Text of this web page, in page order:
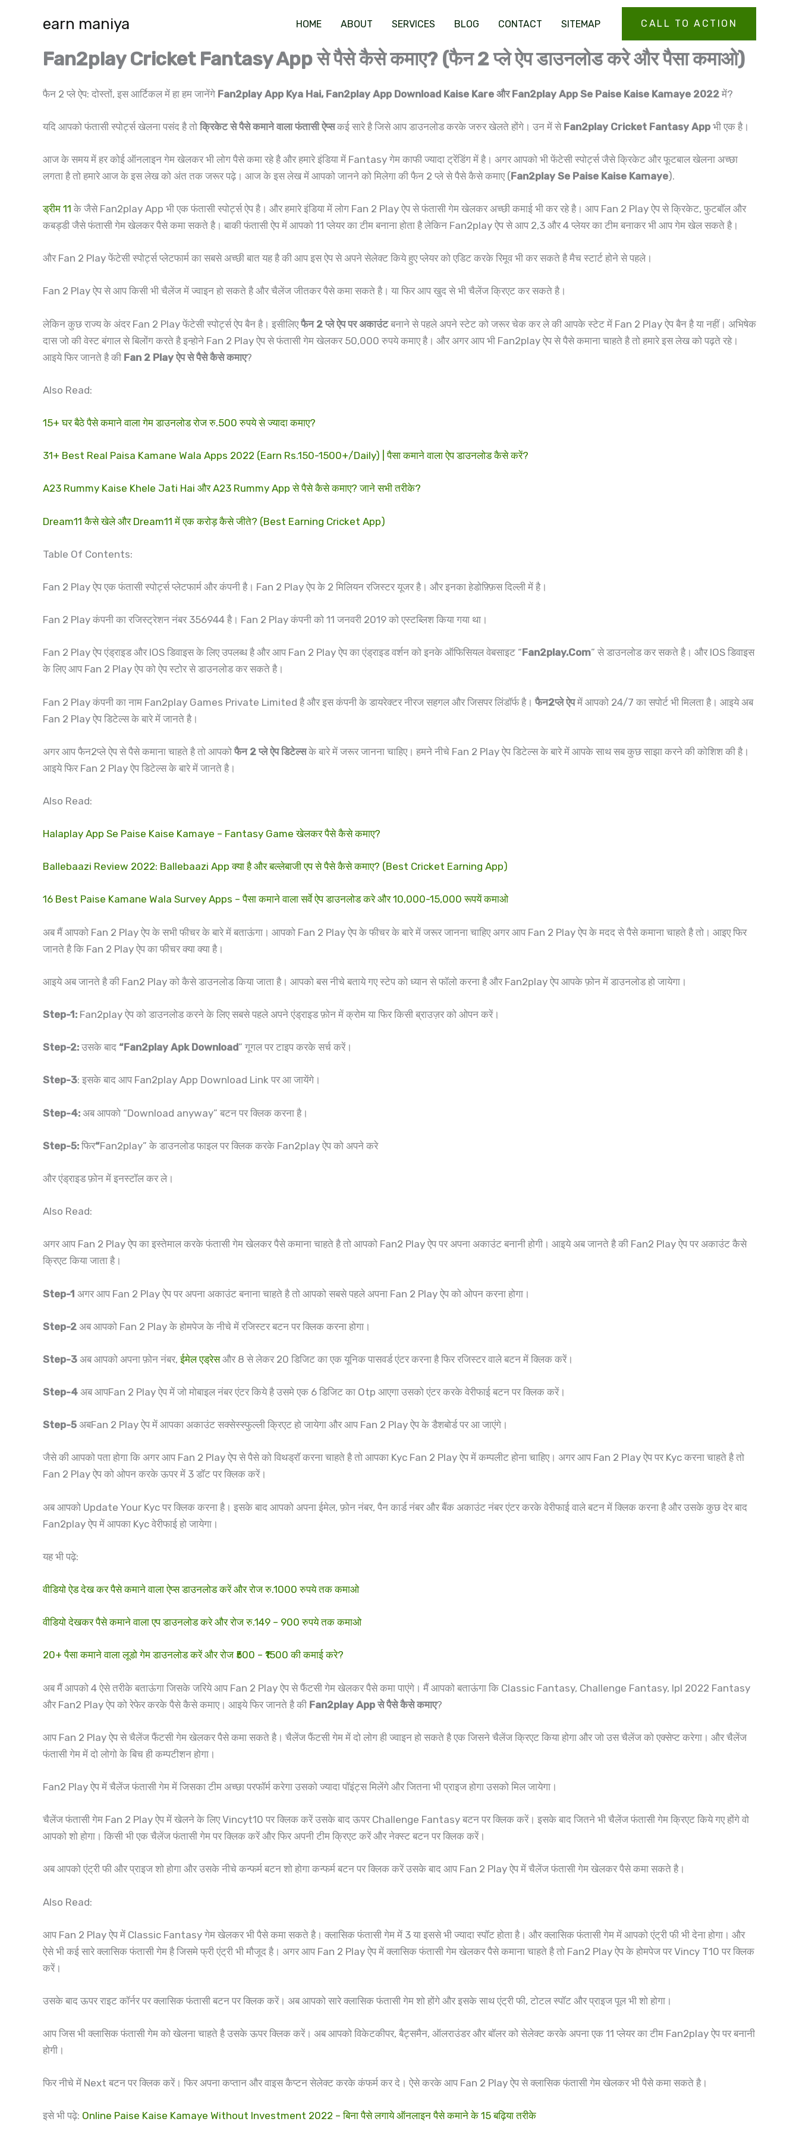
earn maniya HOME ABOUT SERVICES BLOG CONTACT SITEMAP CALL TO ACTION
Fan2play Cricket Fantasy App से पैसे कैसे कमाए? (फैन 2 प्ले ऐप डाउनलोड करे और पैसा कमाओ)
फैन 2 प्ले ऐप: दोस्तों, इस आर्टिकल में हा हम जानेंगे Fan2play App Kya Hai, Fan2play App Download Kaise Kare और Fan2play App Se Paise Kaise Kamaye 2022 में?
यदि आपको फंतासी स्पोर्ट्स खेलना पसंद है तो क्रिकेट से पैसे कमाने वाला फंतासी ऐप्सकई सारे है जिसे आप डाउनलोड करके जरुर खेलते होंगे। उन में से Fan2play Cricket Fantasy App भी एक है।
आज के समय में हर कोई ऑनलाइन गेम खेलकर भी लोग पैसे कमा रहे है और हमारे इंडिया में Fantasy गेम काफी ज्यादा ट्रेंडिंग में है। अगर आपको भी फेंटेसी स्पोर्ट्स जैसे क्रिकेट और फूटबाल खेलना अच्छा
लगता है तो हमारे आज के इस लेख को अंत तक जरूर पढ़े। आज के इस लेख में आपको जानने को मिलेगा की फैन 2 प्ले से पैसे कैसे कमाए (Fan2play Se Paise Kaise Kamaye).
ड्रीम 11 के जैसे Fan2play App भी एक फंतासी स्पोर्ट्स ऐप है। और हमारे इंडिया में लोग Fan 2 Play ऐप से फंतासी गेम खेलकर अच्छी कमाई भी कर रहे है। आप Fan 2 Play ऐप से क्रिकेट, फुटबॉल और
कबड्डी जैसे फंतासी गेम खेलकर पैसे कमा सकते है। बाकी फंतासी ऐप में आपको 11 प्लेयर का टीम बनाना होता है लेकिन Fan2play ऐप से आप 2,3 और 4 प्लेयर का टीम बनाकर भी आप गेम खेल सकते है।
और Fan 2 Play फेंटेसी स्पोर्ट्स प्लेटफार्म का सबसे अच्छी बात यह है की आप इस ऐप से अपने सेलेक्ट किये हुए प्लेयर को एडिट करके रिमूव भी कर सकते है मैच स्टार्ट होने से पहले।
Fan 2 Play ऐप से आप किसी भी चैलेंज में ज्वाइन हो सकते है और चैलेंज जीतकर पैसे कमा सकते है। या फिर आप खुद से भी चैलेंज क्रिएट कर सकते है।
लेकिन कुछ राज्य के अंदर Fan 2 Play फेंटेसी स्पोर्ट्स ऐप बैन है। इसीलिएफैन 2 प्ले ऐप पर अकाउंटबनाने से पहले अपने स्टेट को जरूर चेक कर ले की आपके स्टेट में Fan 2 Play ऐप बैन है या नहीं। अभिषेक
दास जो की वेस्ट बंगाल से बिलोंग करते है इन्होने Fan 2 Play ऐप से फंतासी गेम खेलकर 50,000 रुपये कमाए है। और अगर आप भी Fan2play ऐप से पैसे कमाना चाहते है तो हमारे इस लेख को पढ़ते रहे।
आइये फिर जानते है की Fan 2 Play ऐप से पैसे कैसे कमाए?
Also Read:
15+ घर बैठे पैसे कमाने वाला गेम डाउनलोड रोज रु.500 रुपये से ज्यादा कमाए?
31+ Best Real Paisa Kamane Wala Apps 2022 (Earn Rs.150-1500+/Daily) | पैसा कमाने वाला ऐप डाउनलोड कैसे करें?
A23 Rummy Kaise Khele Jati Hai और A23 Rummy App से पैसे कैसे कमाए? जाने सभी तरीके?
Dream11 कैसे खेले और Dream11 में एक करोड़ कैसे जीते? (Best Earning Cricket App)
Table Of Contents:
Fan 2 Play ऐप एक फंतासी स्पोर्ट्स प्लेटफार्म और कंपनी है। Fan 2 Play ऐप के 2 मिलियन रजिस्टर यूजर है। और इनका हेडोफ़्फ़िस दिल्ली में है।
Fan 2 Play कंपनी का रजिस्ट्रेशन नंबर 356944 है। Fan 2 Play कंपनी को 11 जनवरी 2019 को एस्टब्लिश किया गया था।
Fan 2 Play ऐप एंड्राइड और IOS डिवाइस के लिए उपलब्ध है और आप Fan 2 Play ऐप का एंड्राइड वर्शन को इनके ऑफिसियल वेबसाइट “Fan2play.Com” से डाउनलोड कर सकते है। और IOS डिवाइस
के लिए आप Fan 2 Play ऐप को ऐप स्टोर से डाउनलोड कर सकते है।
Fan 2 Play कंपनी का नाम Fan2play Games Private Limited है और इस कंपनी के डायरेक्टर नीरज सहगल और जिसपर लिंडॉर्फ है। फैन2प्ले ऐपमें आपको 24/7 का सपोर्ट भी मिलता है। आइये अब
Fan 2 Play ऐप डिटेल्स के बारे में जानते है।
अगर आप फैन2प्ले ऐप से पैसे कमाना चाहते है तो आपको फैन 2 प्ले ऐप डिटेल्सके बारे में जरूर जानना चाहिए। हमने नीचे Fan 2 Play ऐप डिटेल्स के बारे में आपके साथ सब कुछ साझा करने की कोशिश की है।
आइये फिर Fan 2 Play ऐप डिटेल्स के बारे में जानते है।
Also Read:
Halaplay App Se Paise Kaise Kamaye – Fantasy Game खेलकर पैसे कैसे कमाए?
Ballebaazi Review 2022: Ballebaazi App क्या है और बल्लेबाजी एप से पैसे कैसे कमाए? (Best Cricket Earning App)
16 Best Paise Kamane Wala Survey Apps – पैसा कमाने वाला सर्वे ऐप डाउनलोड करे और 10,000-15,000 रूपयें कमाओ
अब मैं आपको Fan 2 Play ऐप के सभी फीचर के बारे में बताऊंगा। आपको Fan 2 Play ऐप के फीचर के बारे में जरूर जानना चाहिए अगर आप Fan 2 Play ऐप के मदद से पैसे कमाना चाहते है तो। आइए फिर
जानते है कि Fan 2 Play ऐप का फीचर क्या क्या है।
आइये अब जानते है की Fan2 Play को कैसे डाउनलोड किया जाता है। आपको बस नीचे बताये गए स्टेप को ध्यान से फॉलो करना है और Fan2play ऐप आपके फ़ोन में डाउनलोड हो जायेगा।
Step-1: Fan2play ऐप को डाउनलोड करने के लिए सबसे पहले अपने एंड्राइड फ़ोन में क्रोम या फिर किसी ब्राउज़र को ओपन करें।
Step-2: उसके बाद “Fan2play Apk Download” गूगल पर टाइप करके सर्च करें।
Step-3: इसके बाद आप Fan2play App Download Link पर आ जायेंगे।
Step-4: अब आपको “Download anyway” बटन पर क्लिक करना है।
Step-5: फिर“Fan2play” के डाउनलोड फाइल पर क्लिक करके Fan2play ऐप को अपने करे
और एंड्राइड फ़ोन में इनस्टॉल कर ले।
Also Read:
अगर आप Fan 2 Play ऐप का इस्तेमाल करके फंतासी गेम खेलकर पैसे कमाना चाहते है तो आपको Fan2 Play ऐप पर अपना अकाउंट बनानी होगी। आइये अब जानते है की Fan2 Play ऐप पर अकाउंट कैसे
क्रिएट किया जाता है।
Step-1 अगर आप Fan 2 Play ऐप पर अपना अकाउंट बनाना चाहते है तो आपको सबसे पहले अपना Fan 2 Play ऐप को ओपन करना होगा।
Step-2 अब आपको Fan 2 Play के होमपेज के नीचे में रजिस्टर बटन पर क्लिक करना होगा।
Step-3 अब आपको अपना फ़ोन नंबर,ईमेल एड्रेसऔर 8 से लेकर 20 डिजिट का एक यूनिक पासवर्ड एंटर करना है फिर रजिस्टर वाले बटन में क्लिक करें।
Step-4 अब आपFan 2 Play ऐप में जो मोबाइल नंबर एंटर किये है उसमे एक 6 डिजिट का Otp आएगा उसको एंटर करके वेरीफाई बटन पर क्लिक करें।
Step-5 अबFan 2 Play ऐप में आपका अकाउंट सक्सेस्स्फुल्ली क्रिएट हो जायेगा और आप Fan 2 Play ऐप के डैशबोर्ड पर आ जाएंगे।
जैसे की आपको पता होगा कि अगर आप Fan 2 Play ऐप से पैसे को विथड्रॉ करना चाहते है तो आपका Kyc Fan 2 Play ऐप में कम्पलीट होना चाहिए। अगर आप Fan 2 Play ऐप पर Kyc करना चाहते है तो
Fan 2 Play ऐप को ओपन करके ऊपर में 3 डॉट पर क्लिक करें।
अब आपको Update Your Kyc पर क्लिक करना है। इसके बाद आपको अपना ईमेल, फ़ोन नंबर, पैन कार्ड नंबर और बैंक अकाउंट नंबर एंटर करके वेरीफाई वाले बटन में क्लिक करना है और उसके कुछ देर बाद
Fan2play ऐप में आपका Kyc वेरीफाई हो जायेगा।
यह भी पढ़े:
वीडियो ऐड देख कर पैसे कमाने वाला ऐप्स डाउनलोड करें और रोज रु.1000 रुपये तक कमाओ
वीडियो देखकर पैसे कमाने वाला एप डाउनलोड करे और रोज रु.149 – 900 रुपये तक कमाओ
20+ पैसा कमाने वाला लूडो गेम डाउनलोड करें और रोज ₹500 – ₹1500 की कमाई करे?
अब मैं आपको 4 ऐसे तरीके बताऊंगा जिसके जरिये आप Fan 2 Play ऐप से फैंटसी गेम खेलकर पैसे कमा पाएंगे। मैं आपको बताऊंगा कि Classic Fantasy, Challenge Fantasy, Ipl 2022 Fantasy
और Fan2 Play ऐप को रेफेर करके पैसे कैसे कमाए। आइये फिर जानते है की Fan2play App से पैसे कैसे कमाए?
आप Fan 2 Play ऐप से चैलेंज फैंटसी गेम खेलकर पैसे कमा सकते है। चैलेंज फैंटसी गेम में दो लोग ही ज्वाइन हो सकते है एक जिसने चैलेंज क्रिएट किया होगा और जो उस चैलेंज को एक्सेप्ट करेगा। और चैलेंज
फंतासी गेम में दो लोगो के बिच ही कम्पटीशन होगा।
Fan2 Play ऐप में चैलेंज फंतासी गेम में जिसका टीम अच्छा परफॉर्म करेगा उसको ज्यादा पॉइंट्स मिलेंगे और जितना भी प्राइज होगा उसको मिल जायेगा।
चैलेंज फंतासी गेम Fan 2 Play ऐप में खेलने के लिए Vincyt10 पर क्लिक करें उसके बाद ऊपर Challenge Fantasy बटन पर क्लिक करें। इसके बाद जितने भी चैलेंज फंतासी गेम क्रिएट किये गए होंगे वो
आपको शो होगा। किसी भी एक चैलेंज फंतासी गेम पर क्लिक करें और फिर अपनी टीम क्रिएट करें और नेक्स्ट बटन पर क्लिक करें।
अब आपको एंट्री फी और प्राइज शो होगा और उसके नीचे कन्फर्म बटन शो होगा कन्फर्म बटन पर क्लिक करें उसके बाद आप Fan 2 Play ऐप में चैलेंज फंतासी गेम खेलकर पैसे कमा सकते है।
Also Read:
आप Fan 2 Play ऐप में Classic Fantasy गेम खेलकर भी पैसे कमा सकते है। क्लासिक फंतासी गेम में 3 या इससे भी ज्यादा स्पॉट होता है। और क्लासिक फंतासी गेम में आपको एंट्री फी भी देना होगा। और
ऐसे भी कई सारे क्लासिक फंतासी गेम है जिसमे फ्री एंट्री भी मौजूद है। अगर आप Fan 2 Play ऐप में क्लासिक फंतासी गेम खेलकर पैसे कमाना चाहते है तो Fan2 Play ऐप के होमपेज पर Vincy T10 पर क्लिक
करें।
उसके बाद ऊपर राइट कॉर्नर पर क्लासिक फंतासी बटन पर क्लिक करें। अब आपको सारे क्लासिक फंतासी गेम शो होंगे और इसके साथ एंट्री फी, टोटल स्पॉट और प्राइज पूल भी शो होगा।
आप जिस भी क्लासिक फंतासी गेम को खेलना चाहते है उसके ऊपर क्लिक करें। अब आपको विकेटकीपर, बैट्समैन, ऑलराउंडर और बॉलर को सेलेक्ट करके अपना एक 11 प्लेयर का टीम Fan2play ऐप पर बनानी
होगी।
फिर नीचे में Next बटन पर क्लिक करें। फिर अपना कप्तान और वाइस कैप्टन सेलेक्ट करके कंफर्म कर दे। ऐसे करके आप Fan 2 Play ऐप से क्लासिक फंतासी गेम खेलकर भी पैसे कमा सकते है।
इसे भी पढ़े: Online Paise Kaise Kamaye Without Investment 2022 – बिना पैसे लगाये ऑनलाइन पैसे कमाने के 15 बढ़िया तरीके